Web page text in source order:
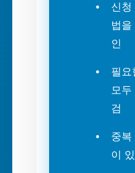
신청
법을
인
필요
모
검
중복
이